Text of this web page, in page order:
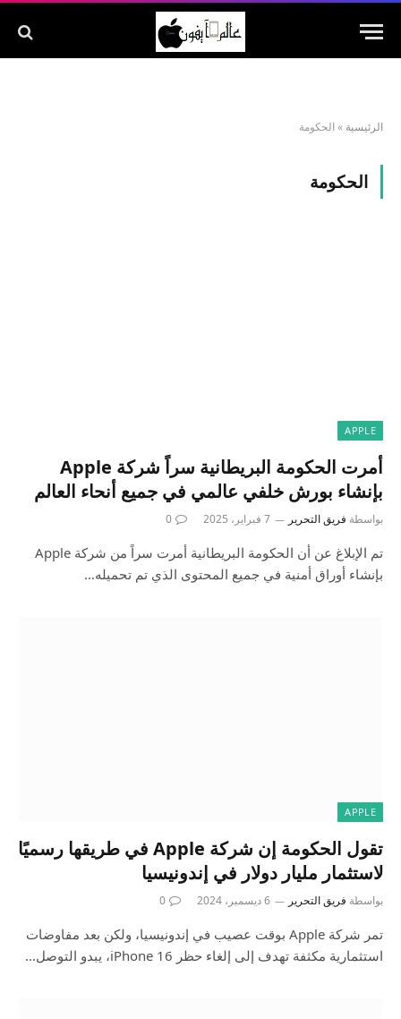
الرئيسية » الحكومة
الحكومة
APPLE
أمرت الحكومة البريطانية سراً شركة Apple
بإنشاء بورش خلفي عالمي في جميع أنحاء العالم
بواسطة فريق التحرير 7 فبراير، 2025 0
تم الإبلاغ عن أن الحكومة البريطانية أمرت سراً من شركة Apple
بإنشاء أوراق أمنية في جميع المحتوى الذي تم تحميله…
APPLE
تقول الحكومة إن شركة Apple في طريقها رسميًا
لاستثمار مليار دولار في إندونيسيا
بواسطة فريق التحرير 6 ديسمبر، 2024 0
تمر شركة Apple بوقت عصيب في إندونيسيا، ولكن بعد مفاوضات
استثمارية مكثفة تهدف إلى إلغاء حظر iPhone 16، يبدو التوصل…